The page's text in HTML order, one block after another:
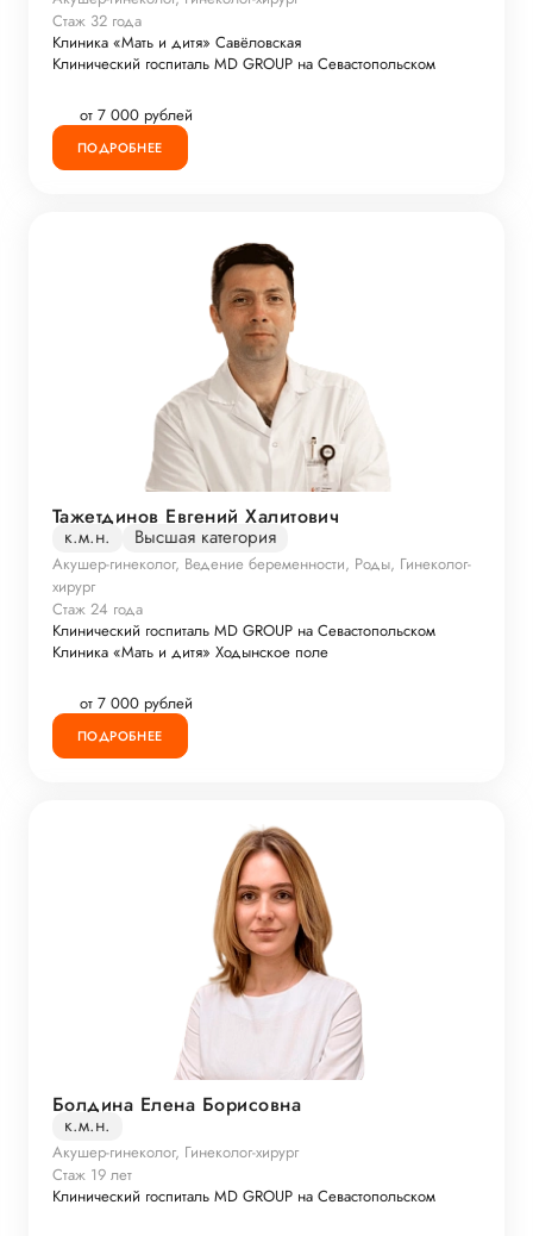
Стаж 32 года
Клиника «Мать и дитя» Савёловская
Клинический госпиталь MD GROUP на Севастопольском
от 7 000 рублей
ПОДРОБНЕЕ
Тажетдинов Евгений Халитович
к.м.н. Высшая категория
Акушер-гинеколог, Ведение беременности, Роды, Гинеколог-
хирург
Стаж 24 года
Клинический госпиталь MD GROUP на Севастопольском
Клиника «Мать и дитя» Ходынское поле
от 7 000 рублей
ПОДРОБНЕЕ
Болдина Елена Борисовна
к.м.н.
Акушер-гинеколог, Гинеколог-хирург
Стаж 19 лет
Клинический госпиталь MD GROUP на Севастопольском